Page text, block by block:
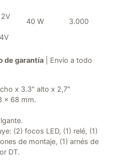
40 W 3.000
de garantía | Envío a todo
x 3.3" alto x 2,7"
x 68 mm.
(2) focos LED, (1) relé, (1)
de montaje, (1) arnés de
DT.